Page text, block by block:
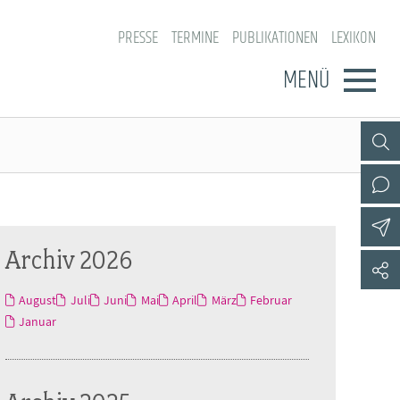
PRESSE TERMINE PUBLIKATIONEN LEXIKON
MENÜ
Archiv 2026
August Juli Juni Mai April März
Februar
Januar